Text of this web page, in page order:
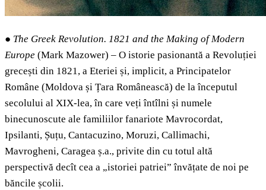
● The Greek Revolution. 1821 and the Making of Modern
Europe (Mark Mazower) – O istorie pasionantă a Revoluției
grecești din 1821, a Eteriei și, implicit, a Principatelor
Române (Moldova și Țara Românească) de la începutul
secolului al XIX-lea, în care veți întîlni și numele
binecunoscute ale familiilor fanariote Mavrocordat,
Ipsilanti, Șuțu, Cantacuzino, Moruzi, Callimachi,
Mavrogheni, Caragea ș.a., privite din cu totul altă
perspectivă decît cea a „istoriei patriei” învățate de noi pe
băncile școlii.